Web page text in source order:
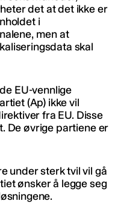
det at det ikke er
i
men at
skal
EU-vennlige
(Ap) ikke vil
fra EU. Disse
De øvrige partiene er
under sterk tvil vil gå
ønsker å legge seg